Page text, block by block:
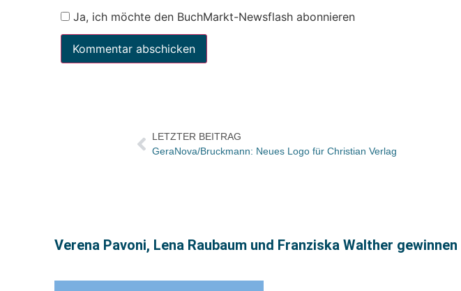
Ja, ich möchte den BuchMarkt-Newsflash abonnieren
LETZTER BEITRAG
GeraNova/Bruckmann: Neues Logo für Christian Verlag
Verena Pavoni, Lena Raubaum und Franziska Walther